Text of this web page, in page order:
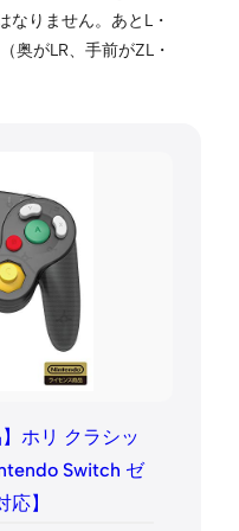
なりません。あとL・
奥がLR、手前がZL・
ホリ クラシッ
Switch ゼ
】